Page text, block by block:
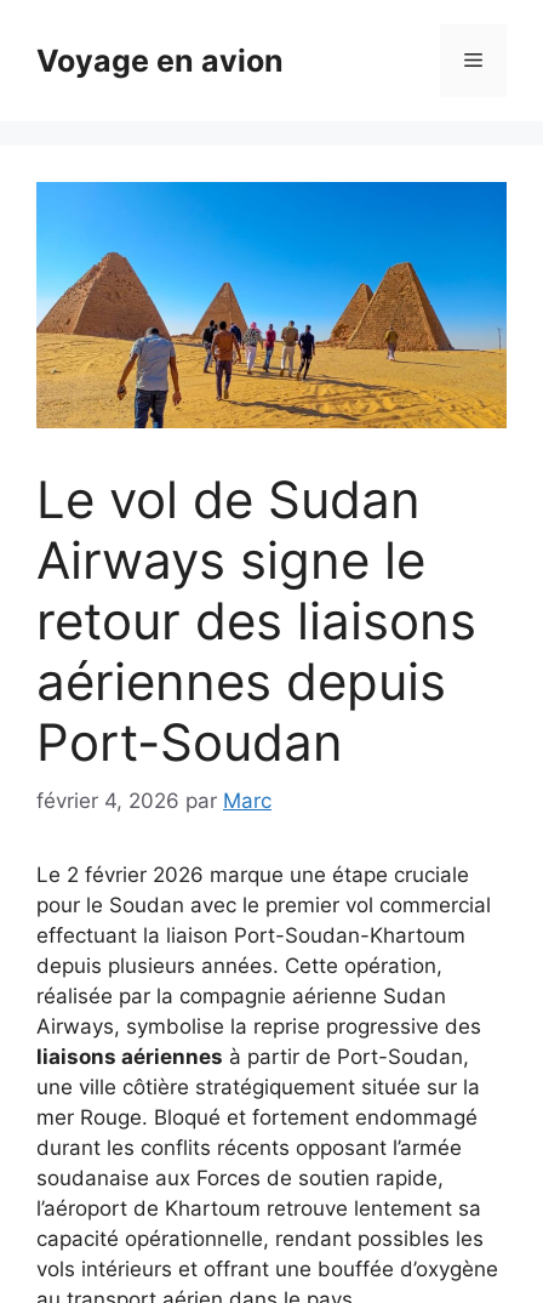
contenuVoyage en avion Menu
Le vol de Sudan
Airways signe le
retour des liaisons
aériennes depuis
Port-Soudan
février 4, 2026 par Marc
Le 2 février 2026 marque une étape cruciale
pour le Soudan avec le premier vol commercial
effectuant la liaison Port-Soudan-Khartoum
depuis plusieurs années. Cette opération,
réalisée par la compagnie aérienne Sudan
Airways, symbolise la reprise progressive des
liaisons aériennes à partir de Port-Soudan,
une ville côtière stratégiquement située sur la
mer Rouge. Bloqué et fortement endommagé
durant les conflits récents opposant l’armée
soudanaise aux Forces de soutien rapide,
l’aéroport de Khartoum retrouve lentement sa
capacité opérationnelle, rendant possibles les
vols intérieurs et offrant une bouffée d’oxygène